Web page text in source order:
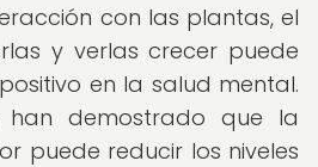
con las plantas, el
y verlas crecer puede
en la salud mental.
han demostrado que la
puede reducir los niveles